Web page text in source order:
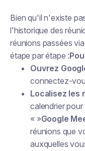
Bien qu'il n'existe
l'historique des
réunions passées
étape par étape :
Ouvrez
connectez-
Localisez les
calendrier
« »Google
réunions que
auxquelles